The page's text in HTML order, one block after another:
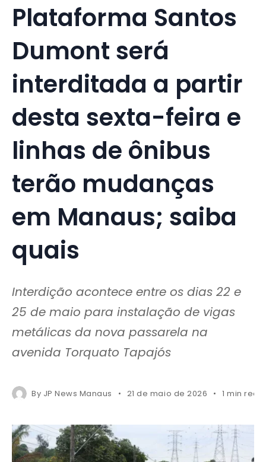
Plataforma Santos
Dumont será
interditada a partir
desta sexta-feira e
linhas de ônibus
terão mudanças
em Manaus; saiba
quais
Interdição acontece entre os dias 22 e
25 de maio para instalação de vigas
metálicas da nova passarela na
avenida Torquato Tapajós
By JP News Manaus 21 de maio de 2026 1 min read